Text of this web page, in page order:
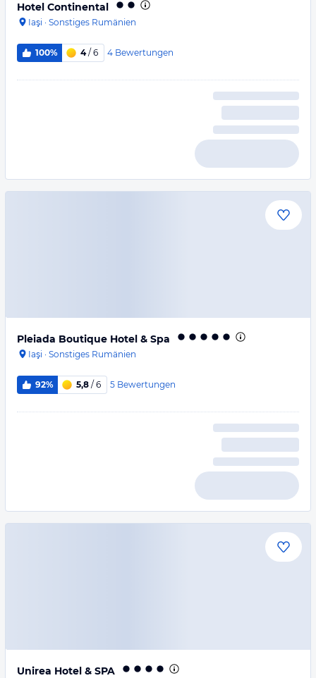
Hotel Continental
Iaşi · Sonstiges Rumänien
100% 4/ 6 4 Bewertungen
Pleiada Boutique Hotel & Spa
Iaşi · Sonstiges Rumänien
92% 5,8 / 6 5 Bewertungen
Unirea Hotel & SPA